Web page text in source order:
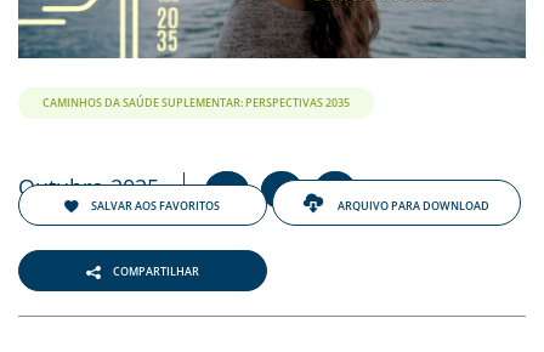
CAMINHOS DA SAÚDE SUPLEMENTAR: PERSPECTIVAS 2035
Outubro 2025 +A A
SALVAR AOS FAVORITOS
ARQUIVO PARA DOWNLOAD
COMPARTILHAR